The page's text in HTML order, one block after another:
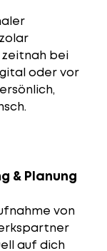
bei
oder vor
& Planung
von
auf dich